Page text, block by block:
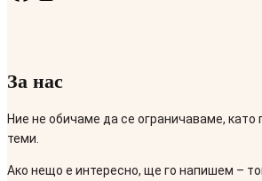
За нас
Ние не обичаме да се ограничаваме,
теми.
Ако нещо е интересно, ще го напишем –